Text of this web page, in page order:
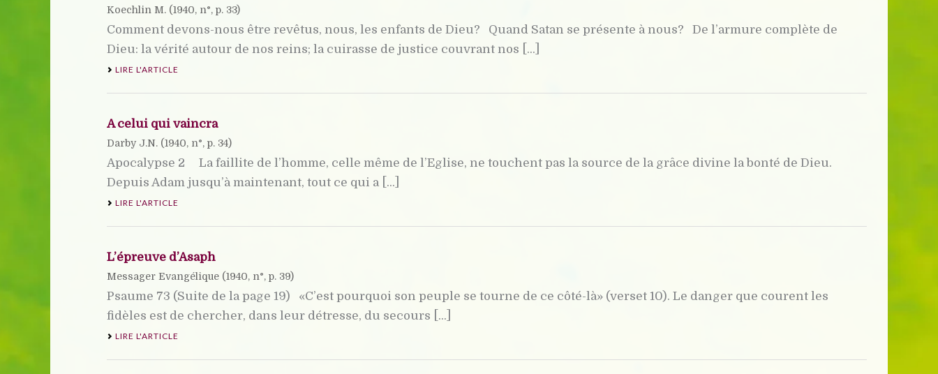
Koechlin M. (1940, n°, p. 33)
Comment devons-nous être revêtus, nous, les enfants de Dieu? Quand Satan se présente à nous? De l’armure complète de
Dieu: la vérité autour de nos reins; la cuirasse de justice couvrant nos [...]
LIRE L'ARTICLE
A celui qui vaincra
Darby J.N. (1940, n°, p. 34)
Apocalypse 2 La faillite de l’homme, celle même de l’Eglise, ne touchent pas la source de la grâce divine la bonté de Dieu.
Depuis Adam jusqu’à maintenant, tout ce qui a [...]
LIRE L'ARTICLE
L’épreuve d’Asaph
Messager Evangélique (1940, n°, p. 39)
Psaume 73 (Suite de la page 19) «C’est pourquoi son peuple se tourne de ce côté-là» (verset 10). Le danger que courent les
fidèles est de chercher, dans leur détresse, du secours [...]
LIRE L'ARTICLE